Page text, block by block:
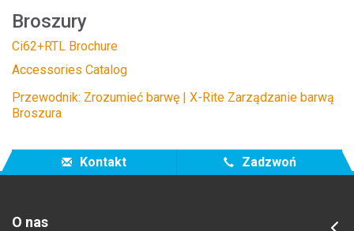
Broszury
Ci62+RTL Brochure
Accessories Catalog
Przewodnik: Zrozumieć barwę | X-Rite Zarządzanie barwą
Broszura
Kontakt Zadzwoń
O nas